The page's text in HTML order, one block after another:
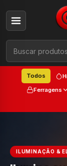
Todos
Ferragens
ILUMINAÇÃO &